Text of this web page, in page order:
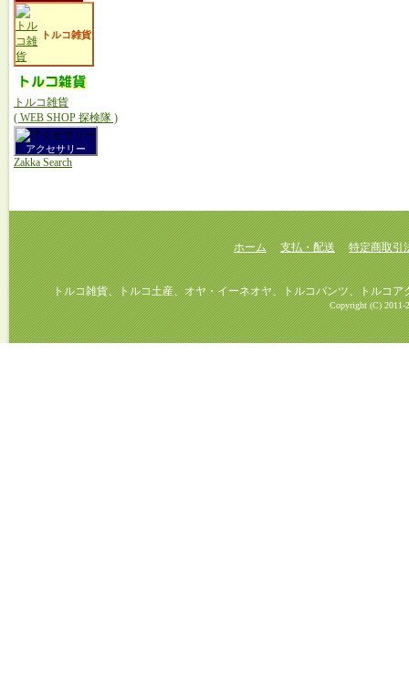
トルコ雑貨
トルコ雑貨
( WEB SHOP 探検隊 )
アクセサリー
Zakka Search
ホーム 支払・配送 特定商取引
トルコ雑貨、トルコ土産、オヤ・イーネオヤ、トルコパンツ、トルコアク
Copyright (C) 2011-